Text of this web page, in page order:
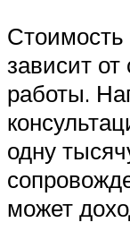
Стоимость
зависит
работы.
одну
может